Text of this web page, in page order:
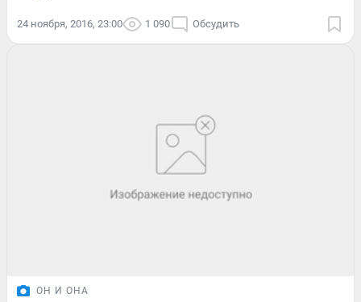
24 ноября, 2016, 23:00 1 090 Обсудить
ОН И ОНА